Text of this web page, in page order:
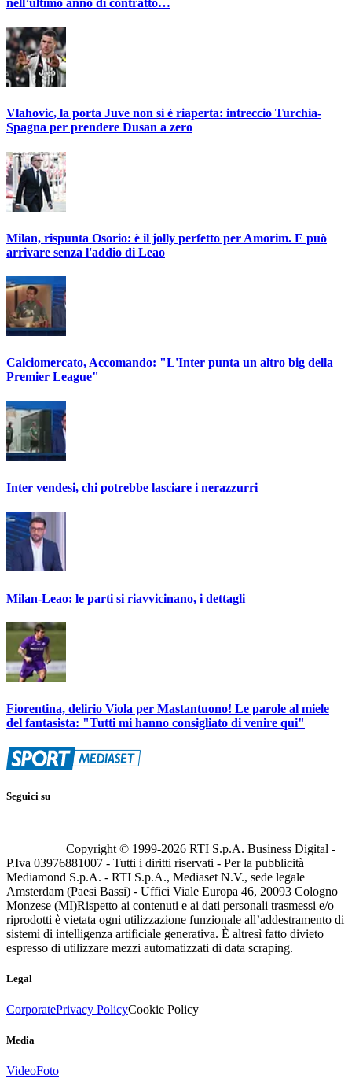
Vlahovic, la porta Juve non si è riaperta: intreccio Turchia-
Spagna per prendere Dusan a zero
Milan, rispunta Osorio: è il jolly perfetto per Amorim. E può
arrivare senza l'addio di Leao
Calciomercato, Accomando: "L'Inter punta un altro big della
Premier League"
Inter vendesi, chi potrebbe lasciare i nerazzurri
Milan-Leao: le parti si riavvicinano, i dettagli
Fiorentina, delirio Viola per Mastantuono! Le parole al miele
del fantasista: "Tutti mi hanno consigliato di venire qui"
Seguici su
Copyright © 1999-2026 RTI S.p.A. Business Digital -
P.Iva 03976881007 - Tutti i diritti riservati - Per la pubblicità
Mediamond S.p.A. - RTI S.p.A., Mediaset N.V., sede legale
Amsterdam (Paesi Bassi) - Uffici Viale Europa 46, 20093 Cologno
Monzese (MI)Rispetto ai contenuti e ai dati personali trasmessi e/o
riprodotti è vietata ogni utilizzazione funzionale all’addestramento di
sistemi di intelligenza artificiale generativa. È altresì fatto divieto
espresso di utilizzare mezzi automatizzati di data scraping.
Legal
CorporatePrivacy PolicyCookie Policy
Media
VideoFoto